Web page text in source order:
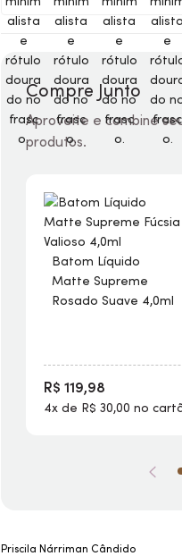
Compre Junto
Aproveite e combine
produtos.
Batom Líquido
Matte Supreme
Rosado Suave 4,0ml
R$ 119,98
4x de R$ 30,00 no
Priscila Nárriman Cândido